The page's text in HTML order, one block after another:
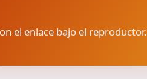
el enlace bajo el reproductor.